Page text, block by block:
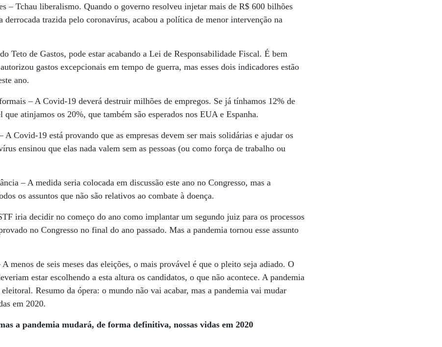
– Tchau liberalismo. Quando o governo resolveu injetar mais de R$ 600 bilhões
derrocada trazida pelo coronavírus, acabou a política de menor intervenção na
Teto de Gastos, pode estar acabando a Lei de Responsabilidade Fiscal. É bem
gastos excepcionais em tempo de guerra, mas esses dois indicadores estão
ano.
– A Covid-19 deverá destruir milhões de empregos. Se já tínhamos 12% de
que atinjamos os 20%, que também são esperados nos EUA e Espanha.
A Covid-19 está provando que as empresas devem ser mais solidárias e ajudar os
ensinou que elas nada valem sem as pessoas (ou como força de trabalho ou
– A medida seria colocada em discussão este ano no Congresso, mas a
os assuntos que não são relativos ao combate à doença.
iria decidir no começo do ano como implantar um segundo juiz para os processos
no Congresso no final do ano passado. Mas a pandemia tornou esse assunto
menos de seis meses das eleições, o mais provável é que o pleito seja adiado. O
estar escolhendo a esta altura os candidatos, o que não acontece. A pandemia
Resumo da ópera: o mundo não vai acabar, mas a pandemia vai mudar
em 2020.
a pandemia mudará, de forma definitiva, nossas vidas em 2020